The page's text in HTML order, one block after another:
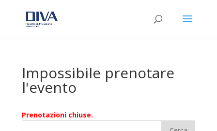
Impossibile prenotare
l'evento
Prenotazioni chiuse.